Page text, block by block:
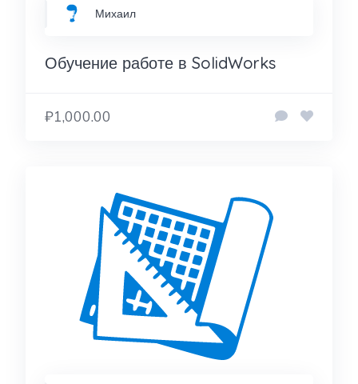
Михаил
Обучение работе в SolidWorks
₽1,000.00